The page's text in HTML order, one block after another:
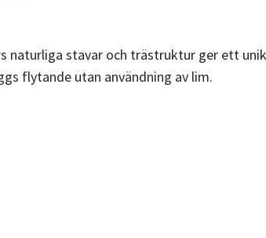
naturliga stavar och trästruktur ger ett
flytande utan användning av lim.